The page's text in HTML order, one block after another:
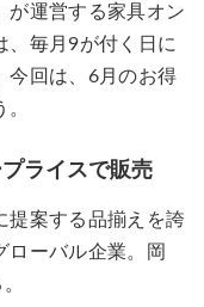
が運営する家具オン
、毎月9が付く日に
今回は、6月のお得
ライスで販売
提案する品揃えを誇
ローバル企業。岡